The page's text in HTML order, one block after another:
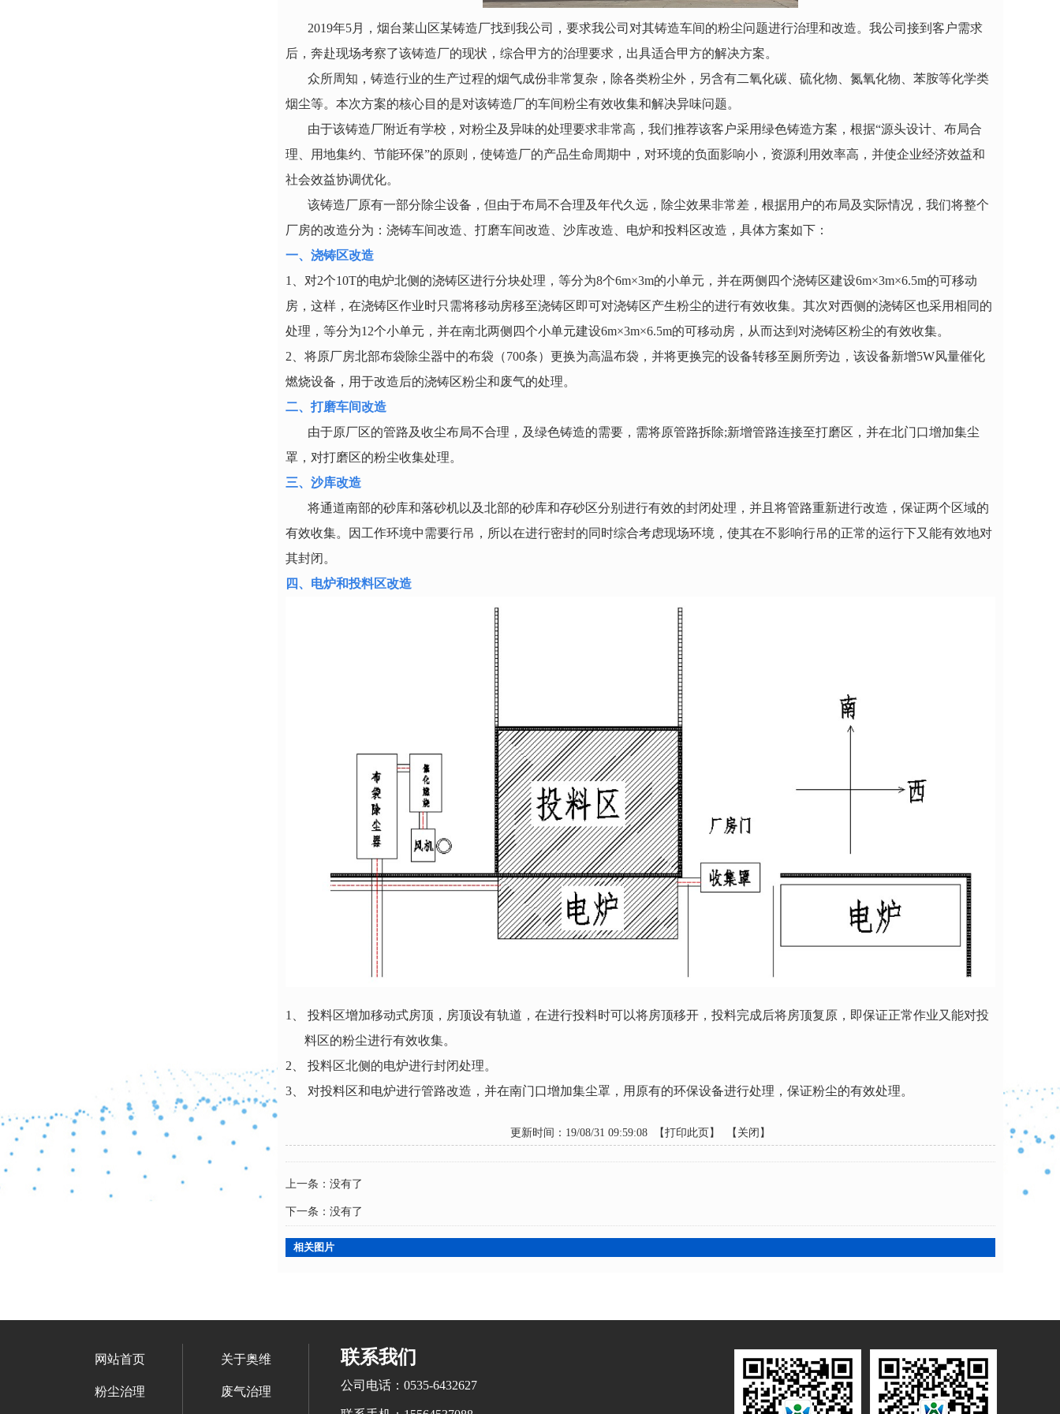
2019年5月，烟台莱山区某铸造厂找到我公司，要求我公司对其铸造车间的粉尘问题进行治理和改造。我公司接到客户需求
后，奔赴现场考察了该铸造厂的现状，综合甲方的治理要求，出具适合甲方的解决方案。
众所周知，铸造行业的生产过程的烟气成份非常复杂，除各类粉尘外，另含有二氧化碳、硫化物、氮氧化物、苯胺等化学类
烟尘等。本次方案的核心目的是对该铸造厂的车间粉尘有效收集和解决异味问题。
由于该铸造厂附近有学校，对粉尘及异味的处理要求非常高，我们推荐该客户采用绿色铸造方案，根据“源头设计、布局合
理、用地集约、节能环保”的原则，使铸造厂的产品生命周期中，对环境的负面影响小，资源利用效率高，并使企业经济效益和
社会效益协调优化。
该铸造厂原有一部分除尘设备，但由于布局不合理及年代久远，除尘效果非常差，根据用户的布局及实际情况，我们将整个
厂房的改造分为：浇铸车间改造、打磨车间改造、沙库改造、电炉和投料区改造，具体方案如下：
一、浇铸区改造
1、对2个10T的电炉北侧的浇铸区进行分块处理，等分为8个6m×3m的小单元，并在两侧四个浇铸区建设6m×3m×6.5m的可移动
房，这样，在浇铸区作业时只需将移动房移至浇铸区即可对浇铸区产生粉尘的进行有效收集。其次对西侧的浇铸区也采用相同的
处理，等分为12个小单元，并在南北两侧四个小单元建设6m×3m×6.5m的可移动房，从而达到对浇铸区粉尘的有效收集。
2、将原厂房北部布袋除尘器中的布袋（700条）更换为高温布袋，并将更换完的设备转移至厕所旁边，该设备新增5W风量催化
燃烧设备，用于改造后的浇铸区粉尘和废气的处理。
二、打磨车间改造
由于原厂区的管路及收尘布局不合理，及绿色铸造的需要，需将原管路拆除;新增管路连接至打磨区，并在北门口增加集尘
罩，对打磨区的粉尘收集处理。
三、沙库改造
将通道南部的砂库和落砂机以及北部的砂库和存砂区分别进行有效的封闭处理，并且将管路重新进行改造，保证两个区域的
有效收集。因工作环境中需要行吊，所以在进行密封的同时综合考虑现场环境，使其在不影响行吊的正常的运行下又能有效地对
其封闭。
四、电炉和投料区改造
1、 投料区增加移动式房顶，房顶设有轨道，在进行投料时可以将房顶移开，投料完成后将房顶复原，即保证正常作业又能对投
料区的粉尘进行有效收集。
2、 投料区北侧的电炉进行封闭处理。
3、 对投料区和电炉进行管路改造，并在南门口增加集尘罩，用原有的环保设备进行处理，保证粉尘的有效处理。
更新时间：19/08/31 09:59:08 【打印此页 】 【 关闭 】
上一条：没有了
下一条：没有了
相关图片
网站首页 关于奥维
粉尘治理 废气治理
联系我们
公司电话：0535-6432627